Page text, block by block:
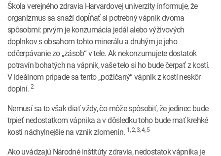
Škola verejného zdravia Harvardovej univerzity informuje, že
organizmus sa snaží dopĺňať si potrebný vápnik dvoma
spôsobmi: prvým je konzumácia jedál alebo výživových
doplnkov s obsahom tohto minerálu a druhým je jeho
odčerpávanie zo „zásob“ v tele. Ak nekonzumujete dostatok
potravín bohatých na vápnik, vaše telo si ho bude čerpať z kostí.
V ideálnom prípade sa tento „požičaný“ vápnik z kostí neskôr
doplní. 2
Nemusí sa to však diať vždy, čo môže spôsobiť, že jedinec bude
trpieť nedostatkom vápnika a v dôsledku toho bude mať krehké
kosti náchylnejšie na vznik zlomenín. 1, 2, 3, 4, 5
Ako uvádzajú Národné inštitúty zdravia, nedostatok vápnika je